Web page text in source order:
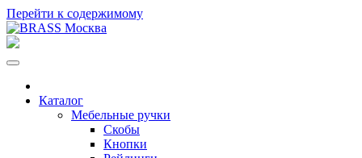
Перейти к содержимому
Каталог
Мебельные ручки
Скобы
Кнопки